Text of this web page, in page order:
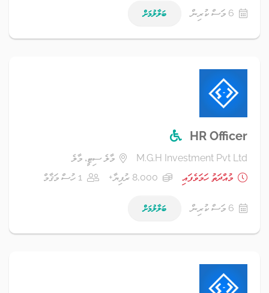
6 މަސް ކުރިން ބަލާލުމަށް
HR Officer
M.G.H Investment Pvt Ltd
މާލެ ސިޓީ، މާލެ
މުއްދަތު ހަމަވެފައި
8,000 ރުފިޔާ+ 1 ހުސް މަޤާމް
6 މަސް ކުރިން ބަލާލުމަށް